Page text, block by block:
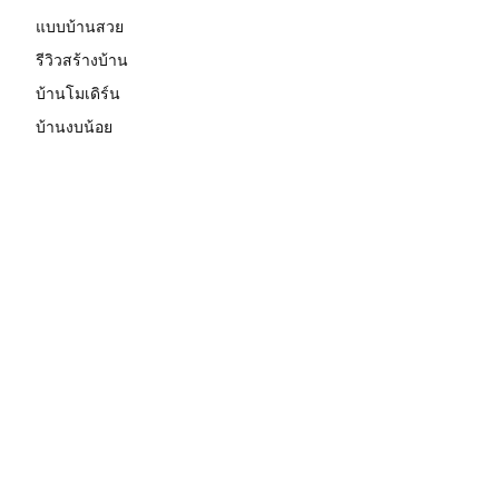
แบบบ้านสวย
รีวิวสร้างบ้าน
บ้านโมเดิร์น
บ้านงบน้อย